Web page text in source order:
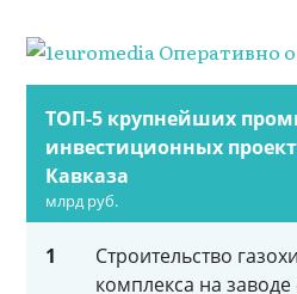
ТОП-5 крупнейших
инвестиционных
Кавказа
млрд руб.
1
Строительство
комплекса на заводе